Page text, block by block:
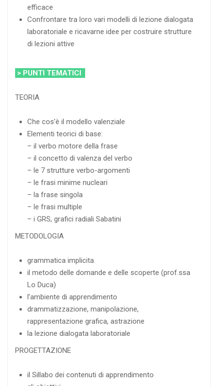
efficace
Confrontare tra loro vari modelli di lezione dialogata
laboratoriale e ricavarne idee per costruire strutture
di lezioni attive
> PUNTI TEMATICI
TEORIA
Che cos’è il modello valenziale
Elementi teorici di base:
– il verbo motore della frase
– il concetto di valenza del verbo
– le 7 strutture verbo-argomenti
– le frasi minime nucleari
– la frase singola
– le frasi multiple
– i GRS, grafici radiali Sabatini
METODOLOGIA
grammatica implicita
il metodo delle domande e delle scoperte (prof.ssa
Lo Duca)
l’ambiente di apprendimento
drammatizzazione, manipolazione,
rappresentazione grafica, astrazione
la lezione dialogata laboratoriale
PROGETTAZIONE
il Sillabo dei contenuti di apprendimento